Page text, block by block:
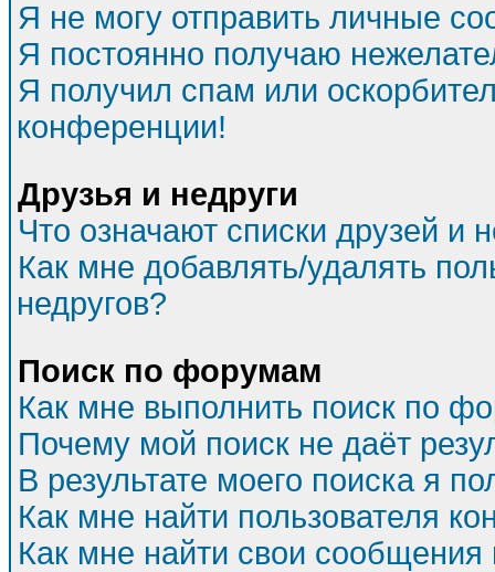
Я не могу отправить личные
Я постоянно получаю
Я получил спам или
конференции!
Друзья и недруги
Что означают списки друзей и
Как мне добавлять/удалять
недругов?
Поиск по форумам
Как мне выполнить поиск по
Почему мой поиск не даёт
В результате моего поиска я
Как мне найти пользователя
Как мне найти свои